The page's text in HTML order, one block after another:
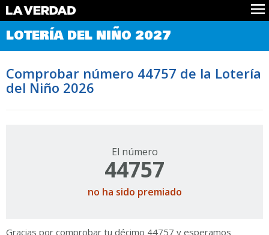
Comprobar Loteria del Niño
Premios
Noticias
Datos
Historia
LOTERÍA DEL NIÑO 2027
Comprobar número 44757 de la Lotería
del Niño 2026
El número
44757
no ha sido premiado
Gracias por comprobar tu décimo 44757 y esperamos